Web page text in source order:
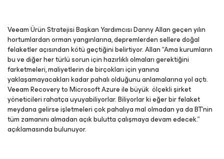
Veeam Ürün Stratejisi Başkan Yardımcısı Danny Allan geçen yılın
hortumlardan orman yangınlarına, depremlerden sellere doğal
felaketler açısından kötü geçtiğini belirtiyor. Allan “Ama kurumların
bu ve diğer her türlü sorun için hazırlıklı olmaları gerektiğini
farketmeleri, maliyetlerin de birçokları için yanına
yaklaşamayacakları kadar pahalı olduğunu anlamalarına yol açtı.
Veeam Recovery to Microsoft Azure ile büyük ölçekli şirket
yöneticileri rahatça uyuyabiliyorlar. Biliyorlar ki eğer bir felaket
meydana gelirse işletmeleri çok pahalıya mal olmadan ya da BT’nin
tüm zamanını almadan açık bulutta çalışmaya devam edecek.”
açıklamasında bulunuyor.